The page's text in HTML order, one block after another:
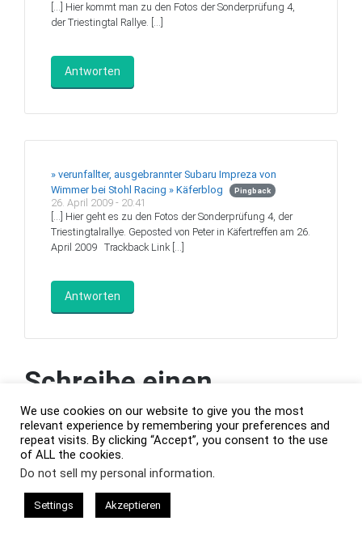
[…] Hier kommt man zu den Fotos der Sonderprüfung 4,
der Triestingtal Rallye. […]
Antworten
» verunfallter, ausgebrannter Subaru Impreza von
Wimmer bei Stohl Racing » Käferblog
Pingback
26. April 2009 - 20:41
[…] Hier geht es zu den Fotos der Sonderprüfung 4, der
Triestingtalrallye. Geposted von Peter in Käfertreffen am 26.
April 2009 ‌ Trackback Link […]
Antworten
Schreibe einen
Kommentar
Deine E-Mail-Adresse wird nicht veröffentlicht.
Erforderliche Felder sind mit
markiert
We use cookies on our website to give you the most
relevant experience by remembering your preferences and
repeat visits. By clicking “Accept”, you consent to the use
of ALL the cookies.
Do not sell my personal information.
Settings Akzeptieren